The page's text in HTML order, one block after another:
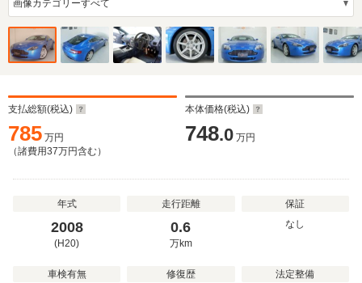
支払総額(税込)
785 万円
（諸費用37万円含む）
本体価格(税込)
748.0 万円
年式
2008
(H20)
走行距離
0.6
万km
保証
なし
車検有無
修復歴
法定整備